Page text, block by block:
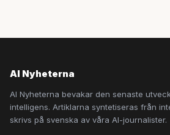
AI Nyheterna
AI Nyheterna bevakar den senaste
intelligens. Artiklarna syntetiseras från
skrivs på svenska av våra AI-journalister.